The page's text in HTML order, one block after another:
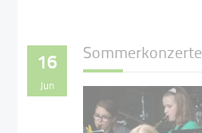
16
Jun
Sommerkonzerte